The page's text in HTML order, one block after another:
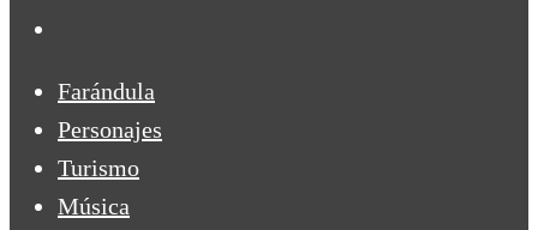
Farándula
Personajes
Turismo
Música